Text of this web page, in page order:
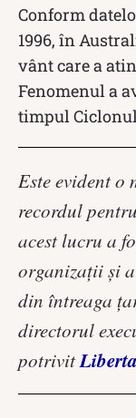
Conform
1996, în
vânt care a
Fenomenul a
timpul
Este evident o
recordul
acest lucru a
organizaţii şi
din întreaga
directorul
potrivit